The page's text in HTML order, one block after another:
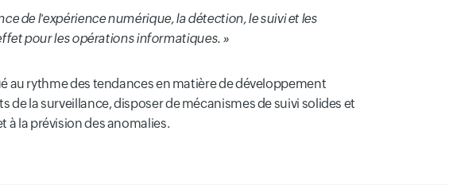
de l'expérience numérique, la détection, le suivi et les
pour les opérations informatiques. »
au rythme des tendances en matière de développement
la surveillance, disposer de mécanismes de suivi solides et
à la prévision des anomalies.